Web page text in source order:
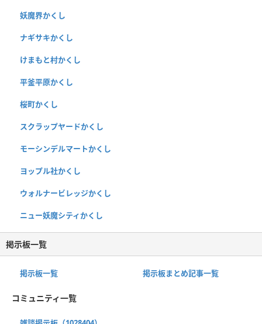
妖魔界かくし
ナギサキかくし
けまもと村かくし
平釜平原かくし
桜町かくし
スクラップヤードかくし
モーシンデルマートかくし
ヨップル社かくし
ウォルナービレッジかくし
ニュー妖魔シティかくし
掲示板一覧
掲示板一覧 掲示板まとめ記事一覧
コミュニティ一覧